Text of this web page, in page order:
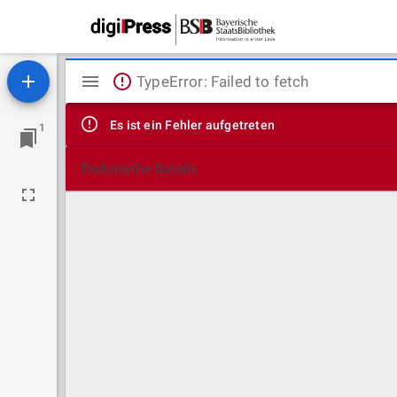
1
Mirador
Viewer
TypeError: Failed to fetch
Es ist ein Fehler aufgetreten
Technische Details